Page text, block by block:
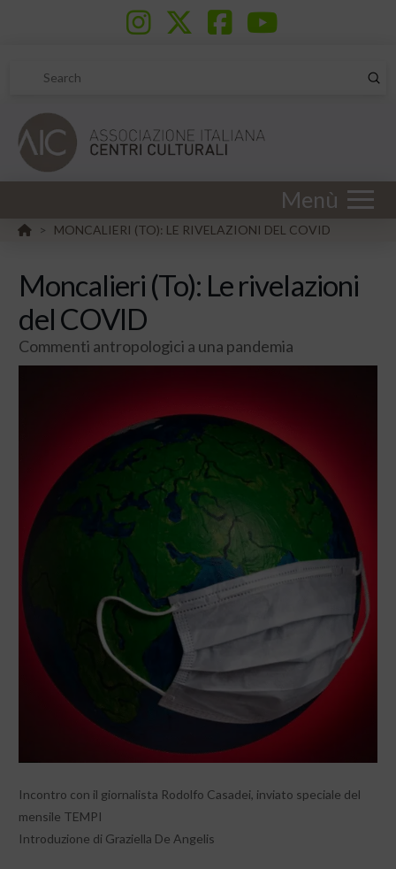
Search
Menù
HOME
> MONCALIERI (TO): LE RIVELAZIONI DEL COVID
Moncalieri (To): Le rivelazioni
del COVID
Commenti antropologici a una pandemia
Incontro con il giornalista Rodolfo Casadei, inviato speciale del
mensile TEMPI
Introduzione di Graziella De Angelis